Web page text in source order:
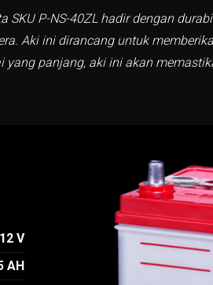
P-NS-40ZL hadir dengan
Aki ini dirancang untuk
panjang, aki ini akan
12 V
AH